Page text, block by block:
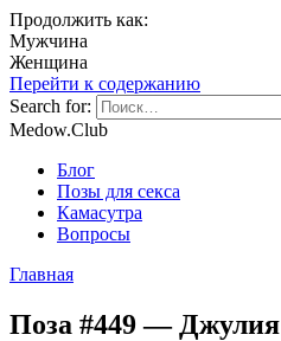
Продолжить как:
Мужчина
Женщина
Перейти к содержанию
Search for:
Medow.Club
Блог
Позы для секса
Камасутра
Вопросы
Главная
Поза #449 — Джулия